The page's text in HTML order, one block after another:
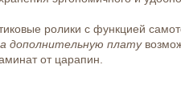
ролики с функцией
дополнительную плату
от царапин.